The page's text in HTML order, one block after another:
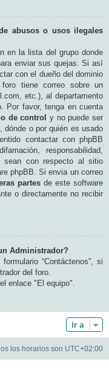
abusos o usos ilegales
en la lista del grupo donde
enviar sus quejas. Si así
con el dueño del dominio
tiene correo sobre un
etc.), al departamento
Por favor, tenga en cuenta
de control
y no puede ser
dónde o por quién es usado
contactar con phpBB
responsabilidad,
sean con respecto al sitio
phpBB. Si envia un correo
partes de este software
o directamente no recibir
Administrador?
“Contáctenos”, si
del foro.
enlace "El equipo".
Ir a
los horarios son UTC+02:00